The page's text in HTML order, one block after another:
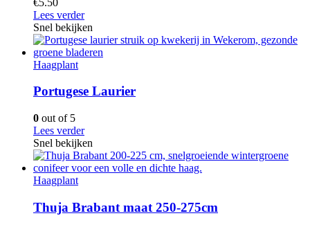
Lees verder
Snel bekijken
Haagplant
Portugese Laurier
0 out of 5
Lees verder
Snel bekijken
Haagplant
Thuja Brabant maat 250-275cm